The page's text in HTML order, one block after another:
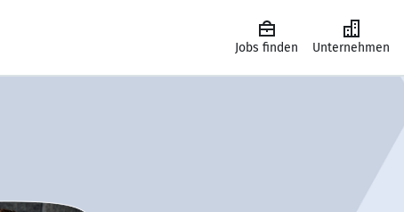
Jobs finden Unternehmen